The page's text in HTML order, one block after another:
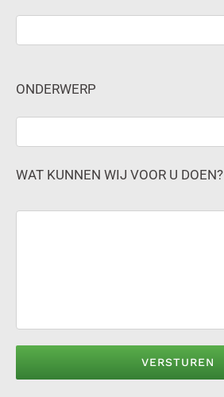
ONDERWERP
WAT KUNNEN WIJ VOOR U DOEN?